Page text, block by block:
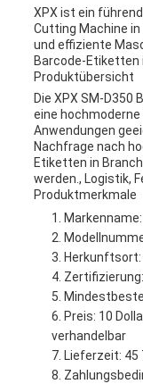
XPX ist ein
Cutting Machine in
und effiziente
Barcode-Etiketten
Produktübersicht
Die XPX SM-D350
eine
Anwendungen
Nachfrage nach
Etiketten in
werden., Logistik,
Produktmerkmale
Herkunftsort:
Preis: 10
verhandelbar
Lieferzeit: 45